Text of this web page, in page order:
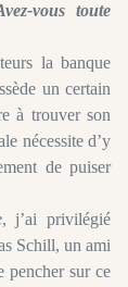
vous toute
la banque
un certain
à trouver son
nécessite d’y
de puiser
, j’ai privilégié
Schill, un ami
pencher sur ce